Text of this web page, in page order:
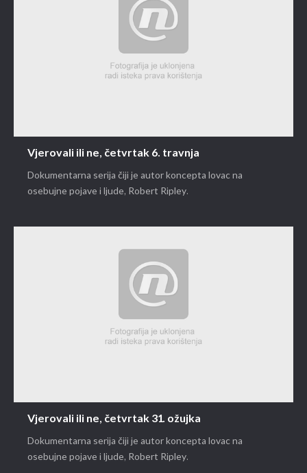
Vjerovali ili ne, četvrtak 6. travnja
Dokumentarna serija čiji je autor koncepta lovac na
osebujne pojave i ljude, Robert Ripley.
Vjerovali ili ne, četvrtak 31. ožujka
Dokumentarna serija čiji je autor koncepta lovac na
osebujne pojave i ljude, Robert Ripley.